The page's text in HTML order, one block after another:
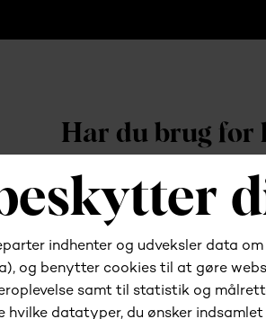
Har du brug for
Kontakt os
Gå til